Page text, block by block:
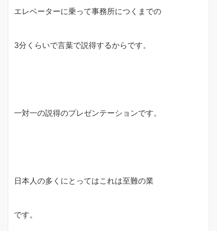
エレベーターに乗って事務所につくまでの
3分くらいで言葉で説得するからです。
一対一の説得のプレゼンテーションです。
日本人の多くにとってはこれは至難の業
です。